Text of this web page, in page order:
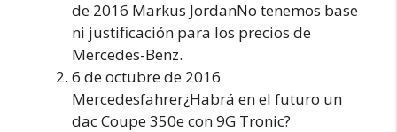
de 2016 Markus JordanNo tenemos base
ni justificación para los precios de
Mercedes-Benz.
6 de octubre de 2016
Mercedesfahrer¿Habrá en el futuro un
dac Coupe 350e con 9G Tronic?